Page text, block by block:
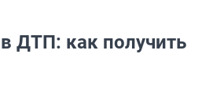
ДТП: как получить